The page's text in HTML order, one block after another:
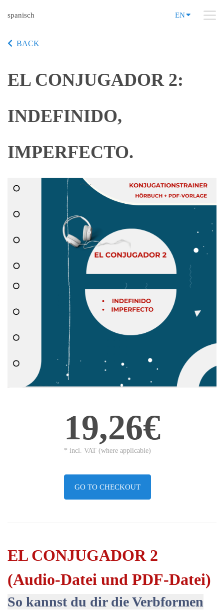
spanisch EN
BACK
EL CONJUGADOR 2:
INDEFINIDO,
IMPERFECTO.
19,26€
* incl. VAT (where applicable)
GO TO CHECKOUT
EL CONJUGADOR 2
(Audio-Datei und PDF-Datei)
So kannst du dir die Verbformen